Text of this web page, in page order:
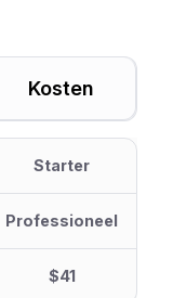
Kosten
Starter
Professioneel
$41